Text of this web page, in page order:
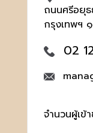
ถนนศรีอยุ
กรุงเทพฯ
02
จำนวนผู้เข้